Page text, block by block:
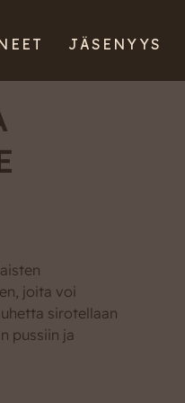
JÄSENYYS
joita voi
sirotellaan
pussiin ja